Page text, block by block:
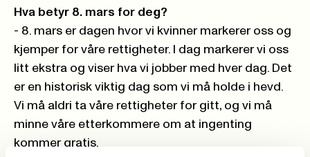
Hva betyr 8. mars for deg?
- 8. mars er dagen hvor vi kvinner markerer oss og
kjemper for våre rettigheter. I dag markerer vi oss
litt ekstra og viser hva vi jobber med hver dag. Det
er en historisk viktig dag som vi må holde i hevd.
Vi må aldri ta våre rettigheter for gitt, og vi må
minne våre etterkommere om at ingenting
kommer gratis.